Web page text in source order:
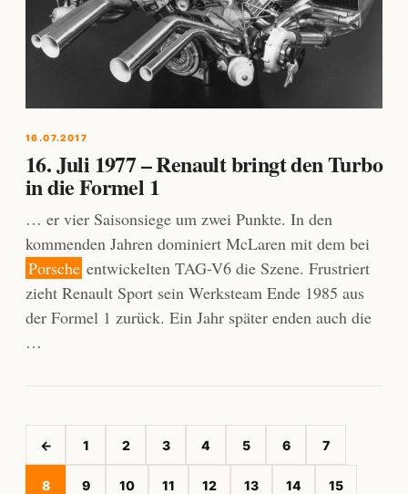
16.07.2017
16. Juli 1977 – Renault bringt den Turbo
in die Formel 1
… er vier Saisonsiege um zwei Punkte. In den
kommenden Jahren dominiert McLaren mit dem bei
Porsche entwickelten TAG-V6 die Szene. Frustriert
zieht Renault Sport sein Werksteam Ende 1985 aus
der Formel 1 zurück. Ein Jahr später enden auch die
…
← 1 2 3 4 5 6 7
8 9 10 11 12 13 14 15